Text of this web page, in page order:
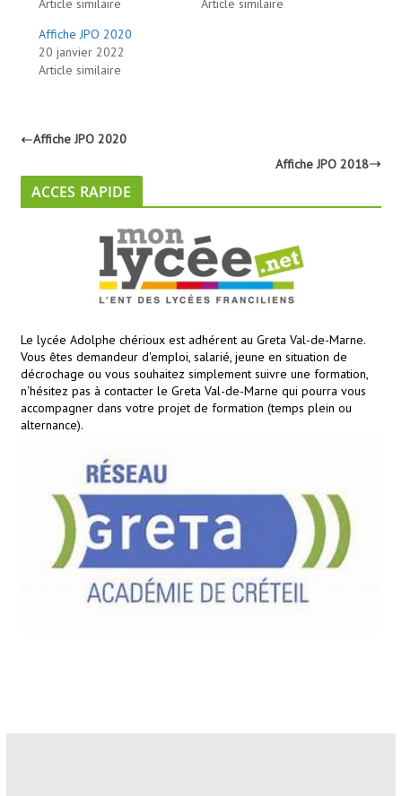
Article similaire
Article similaire
Affiche JPO 2020
20 janvier 2022
Article similaire
Affiche JPO 2020
Affiche JPO 2018
ACCES RAPIDE
Le lycée Adolphe chérioux est adhérent au Greta Val-de-Marne.
Vous êtes demandeur d'emploi, salarié, jeune en situation de
décrochage ou vous souhaitez simplement suivre une formation,
n'hésitez pas à contacter le Greta Val-de-Marne qui pourra vous
accompagner dans votre projet de formation (temps plein ou
alternance).